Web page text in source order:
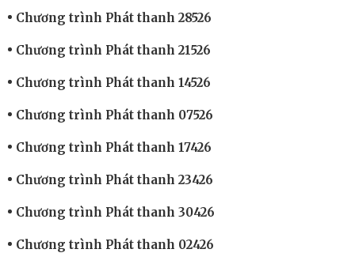
Chương trình Phát thanh 28526
Chương trình Phát thanh 21526
Chương trình Phát thanh 14526
Chương trình Phát thanh 07526
Chương trình Phát thanh 17426
Chương trình Phát thanh 23426
Chương trình Phát thanh 30426
Chương trình Phát thanh 02426